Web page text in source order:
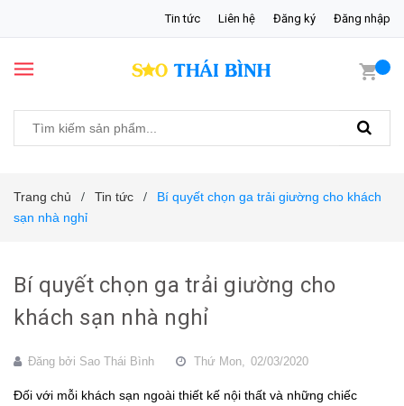
Tin tức Liên hệ Đăng ký Đăng nhập
Trang chủ / Tin tức /
Bí quyết chọn ga trải giường cho khách
sạn nhà nghỉ
Bí quyết chọn ga trải giường cho
khách sạn nhà nghỉ
Đăng bởi Sao Thái Bình Thứ Mon, 02/03/2020
Đối với mỗi khách sạn ngoài thiết kế nội thất và những chiếc